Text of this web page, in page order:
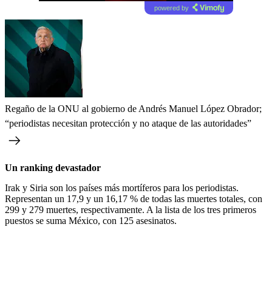
powered by
Regaño de la ONU al gobierno de Andrés Manuel López Obrador;
“periodistas necesitan protección y no ataque de las autoridades”
Un ranking devastador
Irak y Siria son los países más mortíferos para los periodistas.
Representan un 17,9 y un 16,17 % de todas las muertes totales, con
299 y 279 muertes, respectivamente. A la lista de los tres primeros
puestos se suma México, con 125 asesinatos.